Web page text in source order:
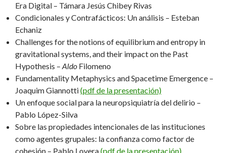
Era Digital – Támara Jesús Chibey Rivas
Condicionales y Contrafácticos: Un análisis – Esteban
Echaniz
Challenges for the notions of equilibrium and entropy in
gravitational systems, and their impact on the Past
Hypothesis – Aldo Filomeno
Fundamentality Metaphysics and Spacetime Emergence –
Joaquim Giannotti(pdf de la presentación)
Un enfoque social para la neuropsiquiatría del delirio –
Pablo López-Silva
Sobre las propiedades intencionales de las instituciones
como agentes grupales: la confianza como factor de
cohesión – Pablo Lovera(pdf de la presentación)